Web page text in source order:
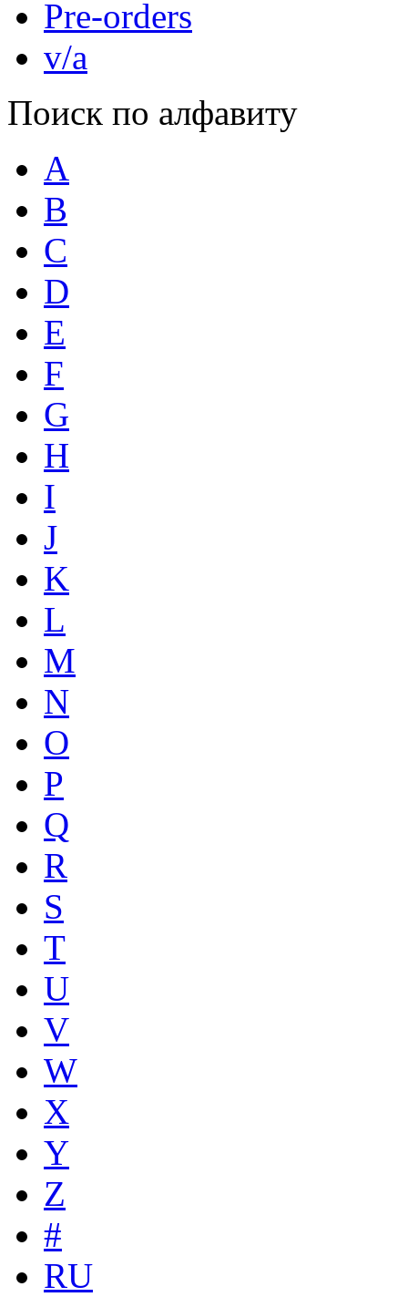
Pre-orders
v/a
Поиск по алфавиту
A
B
C
D
E
F
G
H
I
J
K
L
M
N
O
P
Q
R
S
T
U
V
W
X
Y
Z
#
RU